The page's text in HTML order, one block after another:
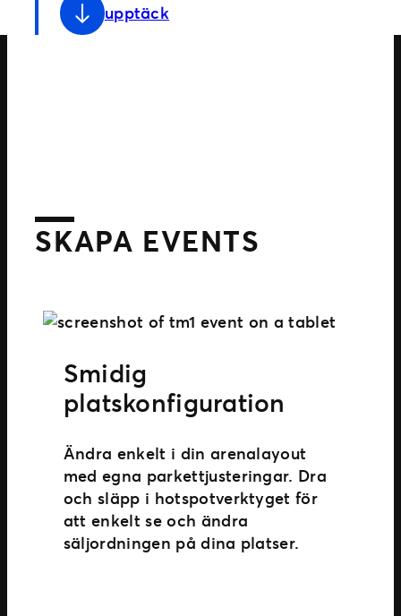
upptäck
SKAPA EVENTS
Smidig
platskonfiguration
Ändra enkelt i din arenalayout
med egna parkettjusteringar. Dra
och släpp i hotspotverktyget för
att enkelt se och ändra
säljordningen på dina platser.